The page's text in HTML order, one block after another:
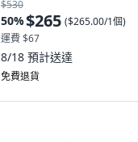
$530
50%$265 ($265.00/1個)
運費 $67
8/18 預計送達
免費退貨